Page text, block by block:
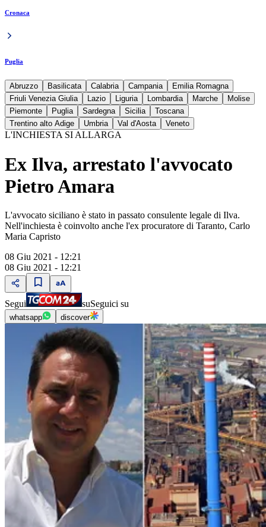
Cronaca
Puglia
Abruzzo Basilicata Calabria Campania
Emilia Romagna
Friuli Venezia Giulia
Lazio Liguria Lombardia Marche
Molise
Piemonte
Puglia Sardegna Sicilia
Toscana
Trentino alto Adige
Umbria Val d'Aosta Veneto
L'INCHIESTA SI ALLARGA
Ex Ilva, arrestato l'avvocato
Pietro Amara
L'avvocato siciliano è stato in passato consulente legale di Ilva.
Nell'inchiesta è coinvolto anche l'ex procuratore di Taranto, Carlo
Maria Capristo
08 Giu 2021 - 12:21
08 Giu 2021 - 12:21
Segui suSeguici su
whatsapp discover